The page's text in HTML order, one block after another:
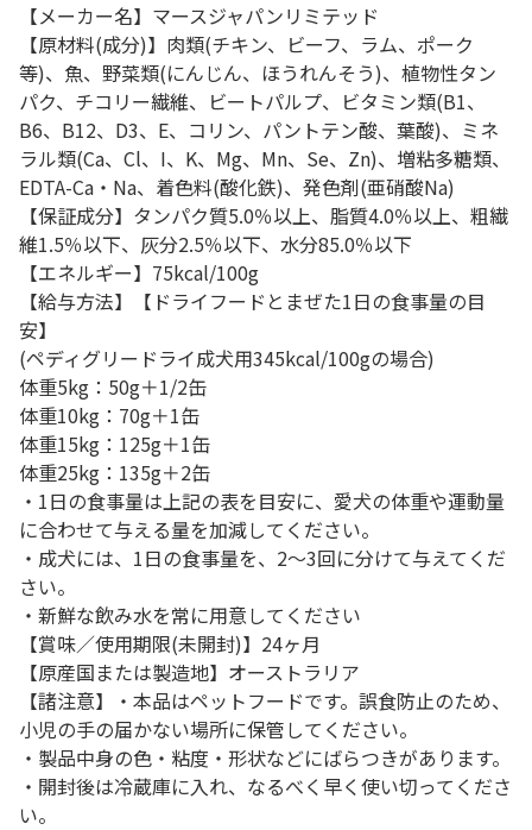
【メーカー名】マースジャパンリミテッド
【原材料(成分)】肉類(チキン、ビーフ、ラム、ポーク
等)、魚、野菜類(にんじん、ほうれんそう)、植物性タン
パク、チコリー繊維、ビートパルプ、ビタミン類(B1、
B6、B12、D3、E、コリン、パントテン酸、葉酸)、ミネ
ラル類(Ca、Cl、I、K、Mg、Mn、Se、Zn)、増粘多糖類、
EDTA-Ca・Na、着色料(酸化鉄)、発色剤(亜硝酸Na)
【保証成分】タンパク質5.0％以上、脂質4.0％以上、粗繊
維1.5％以下、灰分2.5％以下、水分85.0％以下
【エネルギー】75kcal/100g
【給与方法】【ドライフードとまぜた1日の食事量の目
安】
(ペディグリードライ成犬用345kcal/100gの場合)
体重5kg：50g＋1/2缶
体重10kg：70g＋1缶
体重15kg：125g＋1缶
体重25kg：135g＋2缶
・1日の食事量は上記の表を目安に、愛犬の体重や運動量
に合わせて与える量を加減してください。
・成犬には、1日の食事量を、2～3回に分けて与えてくだ
さい。
・新鮮な飲み水を常に用意してください
【賞味／使用期限(未開封)】24ヶ月
【原産国または製造地】オーストラリア
【諸注意】・本品はペットフードです。誤食防止のため、
小児の手の届かない場所に保管してください。
・製品中身の色・粘度・形状などにばらつきがあります。
・開封後は冷蔵庫に入れ、なるべく早く使い切ってくださ
い。